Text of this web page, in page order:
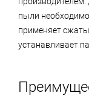
пыли
применяет
устанавливает